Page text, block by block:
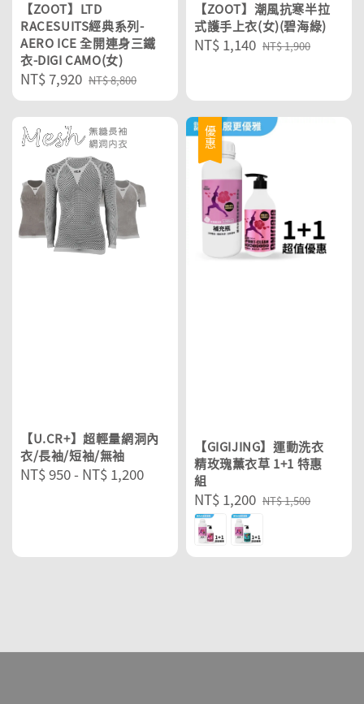
【ZOOT】LTD
RACESUITS經典系列-
AERO ICE 全開連身三鐵
衣-DIGI CAMO(女)
Sale
price
NT$ 7,920 Regular
price
NT$ 8,800
【ZOOT】潮風抗寒半拉
式護手上衣(女)(碧海綠)
Sale
NT$ 1,140 Regular
NT$ 1,900
【U.CR+】超輕量網洞內
衣/長袖/短袖/無袖
Regular
NT$ 950- NT$ 1,200
優惠
【GIGIJING】運動洗衣
精玫瑰薰衣草 1+1 特惠
組
Sale
price
NT$ 1,200 Regular
NT$ 1,500